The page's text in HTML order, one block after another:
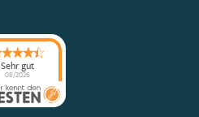
Sehr gut
08/2026